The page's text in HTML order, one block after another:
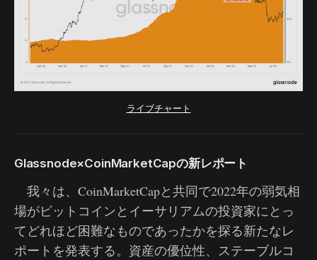
ライブチャート
Glassnode×CoinMarketCapの新レポート
我々は、CoinMarketCapと共同で2022年の弱気相
場がビットコインとイーサリアムの投資家にとっ
てどれほど困難なものであったかを探る新たなレ
ポートを発表する。資産の優位性、ステーブルコ